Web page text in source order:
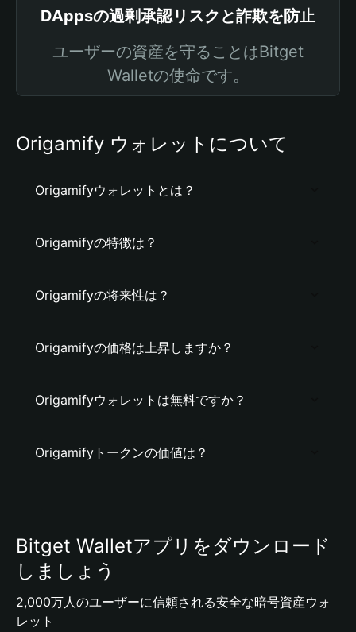
DAppsの過剰承認リスクと詐欺を防止
ユーザーの資産を守ることはBitget
Walletの使命です。
Origamify ウォレットについて
Origamifyウォレットとは？
Origamifyの特徴は？
Origamifyの将来性は？
Origamifyの価格は上昇しますか？
Origamifyウォレットは無料ですか？
Origamifyトークンの価値は？
Bitget Walletアプリをダウンロード
しましょう
2,000万人のユーザーに信頼される安全な暗号資産ウォ
レット